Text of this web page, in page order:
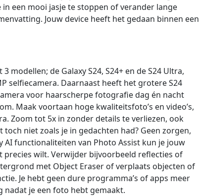
een mooi jasje te stoppen of verander lange
Jouw device heeft het gedaan binnen een
modellen; de Galaxy S24, S24+ en de S24 Ultra,
selfiecamera. Daarnaast heeft het grotere S24
voor haarscherpe fotografie dag én nacht
Maak voortaan hoge kwaliteitsfoto’s en video’s,
Zoom tot 5x in zonder details te verliezen, ook
niet zoals je in gedachten had? Geen zorgen,
AI functionaliteiten van Photo Assist kun je jouw
precies wilt. Verwijder bijvoorbeeld reflecties of
met Object Eraser of verplaats objecten of
Je hebt geen dure programma’s of apps meer
nadat je een foto hebt gemaakt.